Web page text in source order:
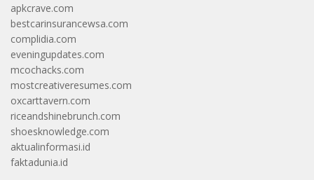
apkcrave.com
bestcarinsurancewsa.com
complidia.com
eveningupdates.com
mcochacks.com
mostcreativeresumes.com
oxcarttavern.com
riceandshinebrunch.com
shoesknowledge.com
aktualinformasi.id
faktadunia.id